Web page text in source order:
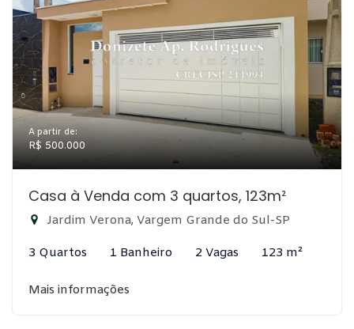
A partir de:
R$ 500.000
Casa à Venda com 3 quartos, 123m²
Jardim Verona, Vargem Grande do Sul-SP
3 Quartos 1 Banheiro 2 Vagas 123 m²
Mais informações